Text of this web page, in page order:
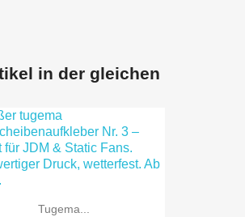
in der gleichen
Tugema...